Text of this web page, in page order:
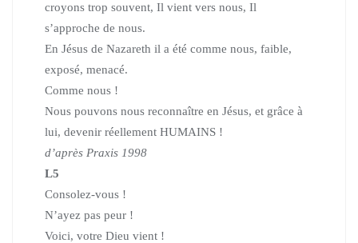
croyons trop souvent, Il vient vers nous, Il
s’approche de nous.
En Jésus de Nazareth il a été comme nous, faible,
exposé, menacé.
Comme nous !
Nous pouvons nous reconnaître en Jésus, et grâce à
lui, devenir réellement HUMAINS !
d’après Praxis 1998
L5
Consolez-vous !
N’ayez pas peur !
Voici, votre Dieu vient !